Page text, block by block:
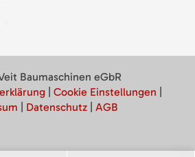
Baumaschinen eGbR
Cookie Einstellungen
Datenschutz AGB